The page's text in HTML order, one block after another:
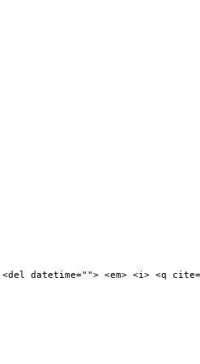
datetime=""> <em> <i> <q